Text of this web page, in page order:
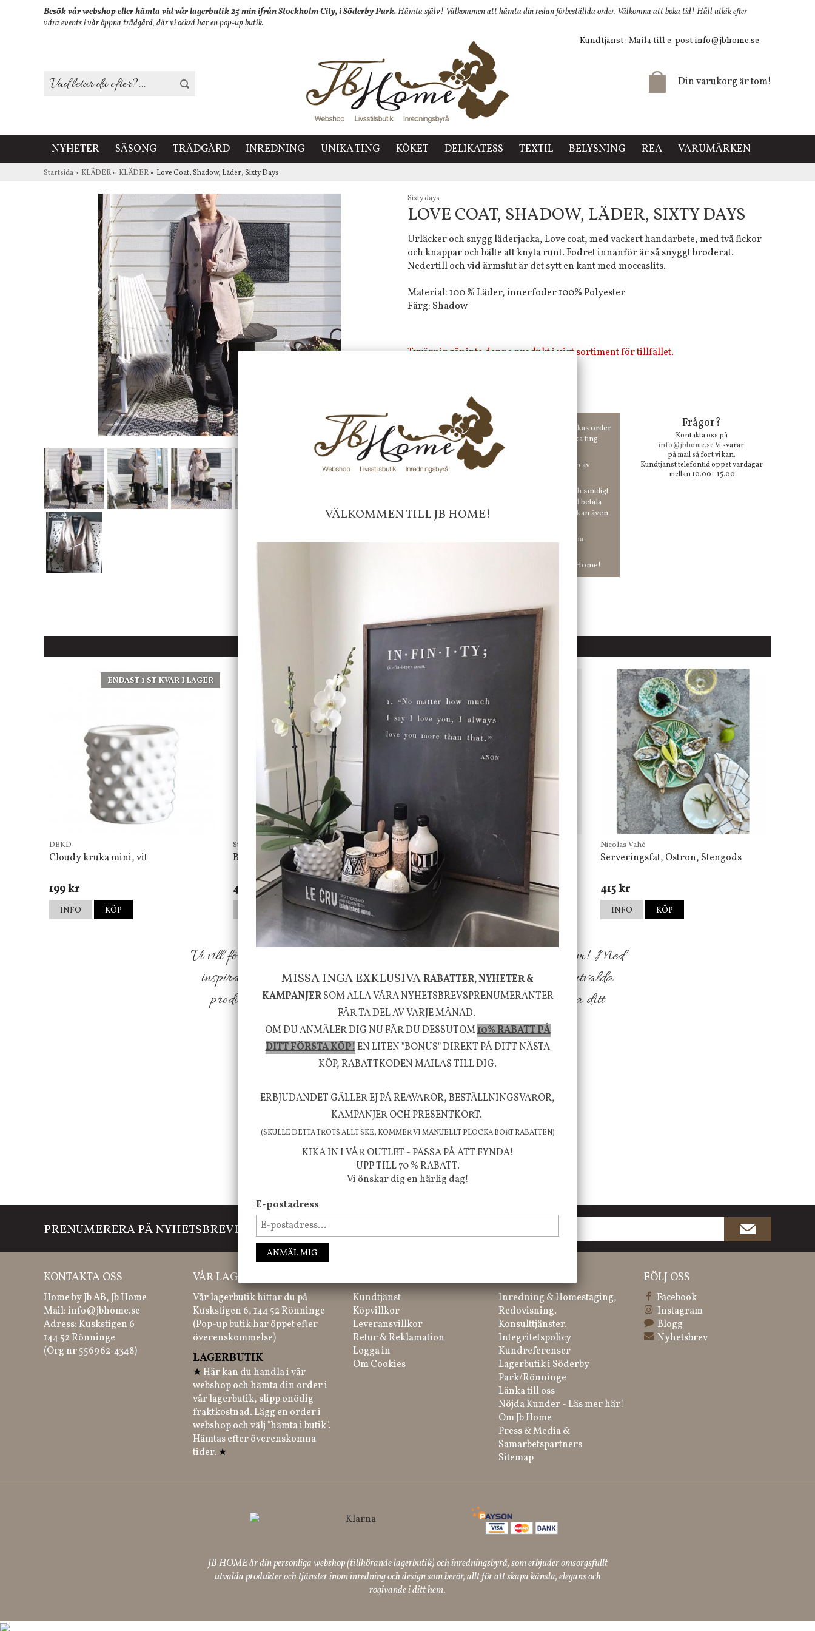
Besök vår webshop eller hämta vid vår lagerbutik 25 min ifrån Stockholm City, i Söderby Park.Hämta själv! Välkommen att hämta din redan förbeställda order. Välkomna att boka tid! Håll utkik efter
våra events i vår öppna trädgård, där vi också har en pop-up butik.
Kundtjänst: Maila till e-post info@jbhome.se
Din varukorg är tom!
NYHETER SÄSONG TRÄDGÅRD INREDNING UNIKA TING KÖKET DELIKATESS TEXTIL BELYSNING REA VARUMÄRKEN
Startsida» KLÄDER» KLÄDER» Love Coat, Shadow, Läder, Sixty Days
Sixty days
LOVE COAT, SHADOW, LÄDER, SIXTY DAYS
Urläcker och snygg läderjacka, Love coat, med vackert handarbete, med två fickor
och knappar och bälte att knyta runt. Fodret innanför är så snyggt broderat.
Nedertill och vid ärmslut är det sytt en kant med moccaslits.
Material: 100 % Läder, innerfoder 100% Polyester
Färg: Shadow
Tyvärr ingår inte denna produkt i vårt sortiment för tillfället.
Frakt 99 kr, handlar du över 2000 kr skickas order
fraktfritt. 100 kr - 400 kr i frakt för våra "unika ting"
produkter som skickas.
10 % rabatt på din första order vid anmälan av
nyhetsbrev, via pop-up ruta
Faktura 0 kr. Hos oss betalar du enkelt och smidigt
med KLARNA CHECKOUT. Välj själv hur du vill betala
mellan alla Klarnas betalningstjänster. Och du kan även
välja PAYSON betalningstjänst.
Nöjda kunder och strävar efter att ha snabba
-ligt Tack för att just Du tittar in hos Jb Home!
Frågor?
Kontakta oss på
info@jbhome.seVi svarar
på mail så fort vi kan.
Kundtjänst telefontid öppet vardagar
mellan 10.00 - 15.00
DU KANSKE OCKSÅ ÄR INTRESSERAD AV
ENDAST 1 ST KVAR I LAGER
DBKD
Cloudy kruka mini, vit
199 kr
INFO KÖP
Star Trading
Bordslampa Mushroom vit, Utomhus
499 kr
KÖP
House Doctor
Skål, Hands marmor
635 kr
KÖP
Nicolas Vahé
Serveringsfat, Ostron, Stengods
415 kr
INFO KÖP
Vi vill förmedla känsla, upplevelse och välbefinnande för dig och ditt hem! Med
inspiration från naturen och dess färgpalett erbjuder vi omsorgsfullt utvalda
produkter som ökar trivsel i ditt hem och ger det lilla extra för att öka ditt
välmående!
FÖLJ OSS PÅ INSTAGRAM @JBHOME
PRENUMERERA PÅ NYHETSBREVET Missa inte våra nyheter, kampanjer och roliga happenings!
KONTAKTA OSS
Home by Jb AB, Jb Home
Mail:info@jbhome.se
Adress: Kuskstigen 6
144 52 Rönninge
(Org nr 556962-4348)
VÅR LAGERBUTIK
Vår lagerbutik hittar du på
Kuskstigen 6, 144 52 Rönninge
(Pop-up butik har öppet efter
överenskommelse)
LAGERBUTIK
★ Här kan du handla i vår
webshop och hämta din order i
vår lagerbutik, slipp onödig
fraktkostnad. Lägg en order i
webshop och välj "hämta i butik".
Hämtas efter överenskomna
tider. ★
Kundtjänst
Köpvillkor
Leveransvillkor
Retur & Reklamation
Logga in
Om Cookies
Inredning & Homestaging,
Redovisning.
Konsulttjänster.
Integritetspolicy
Kundreferenser
Lagerbutik i Söderby
Park/Rönninge
Länka till oss
Nöjda Kunder - Läs mer här!
Om Jb Home
Press & Media &
Samarbetspartners
Sitemap
FÖLJ OSS
Facebook
Instagram
Blogg
Nyhetsbrev
JB HOME är din personliga webshop (tillhörande lagerbutik) och inredningsbyrå, som erbjuder omsorgsfullt
utvalda produkter och tjänster inom inredning och design som berör, allt för att skapa känsla, elegans och
rogivande i ditt hem.
VÄLKOMMEN TILL JB HOME!
MISSA INGA EXKLUSIVARABATTER, NYHETER &
KAMPANJERSOM ALLA VÅRA NYHETSBREVSPRENUMERANTER
FÅR TA DEL AV VARJE MÅNAD.
OM DU ANMÄLER DIG NU FÅR DU DESSUTOM10% RABATT PÅ
DITT FÖRSTA KÖP!EN LITEN "BONUS" DIREKT PÅ DITT NÄSTA
KÖP, RABATTKODEN MAILAS TILL DIG.
ERBJUDANDET GÄLLER EJ PÅ REAVAROR, BESTÄLLNINGSVAROR,
KAMPANJER OCH PRESENTKORT.
(SKULLE DETTA TROTS ALLT SKE, KOMMER VI MANUELLT PLOCKA BORT RABATTEN)
KIKA IN I VÅR OUTLET - PASSA PÅ ATT FYNDA!
UPP TILL 70 % RABATT.
Vi önskar dig en härlig dag!
E-postadress
ANMÄL MIG